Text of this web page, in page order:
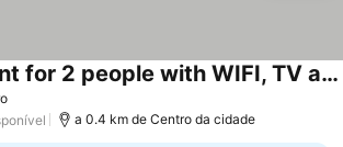
Nice apartment for 2 people with WIFI, TV and terrace
a 0.4 km de Centro da cidade